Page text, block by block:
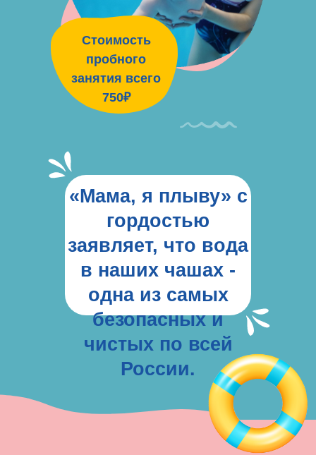
«Мама, я плыву» с
гордостью
заявляет, что вода
в наших чашах -
одна из самых
безопасных и
чистых по всей
России.
Стоимость
пробного
занятия всего
750₽